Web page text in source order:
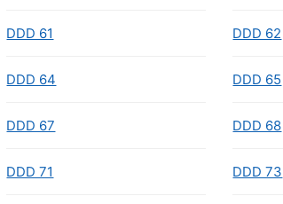
DDD 61 DDD 62
DDD 64 DDD 65
DDD 67 DDD 68
DDD 71 DDD 73